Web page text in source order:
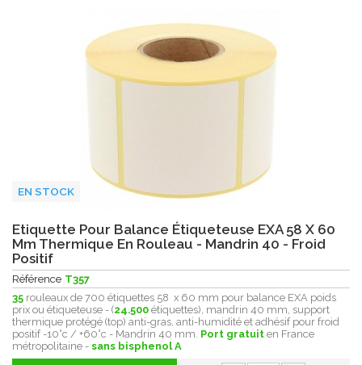
EN STOCK
Etiquette Pour Balance Étiqueteuse EXA 58 X 60
Mm Thermique En Rouleau - Mandrin 40 - Froid
Positif
Référence T357
35 rouleaux de 700 étiquettes 58 x 60 mm pour balance EXA poids
prix ou étiqueteuse - (24.500 étiquettes), mandrin 40 mm, support
thermique protégé (top) anti-gras, anti-humidité et adhésif pour froid
positif -10°c / +60°c - Mandrin 40 mm. Port gratuit en France
métropolitaine - sans bisphenol A